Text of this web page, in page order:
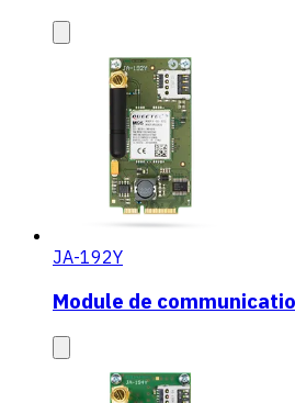
JA-192Y
Module de